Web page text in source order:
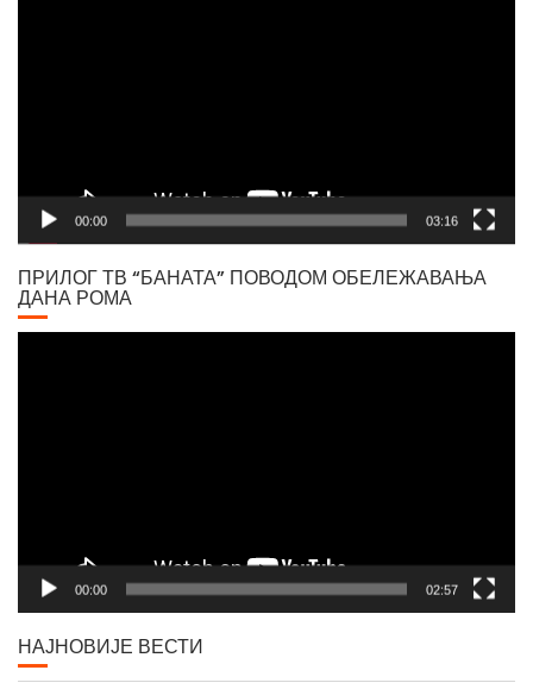
00:00 03:16
ПРИЛОГ ТВ “БАНАТА” ПОВОДОМ ОБЕЛЕЖАВАЊА
ДАНА РОМА
00:00 02:57
НАЈНОВИЈЕ ВЕСТИ